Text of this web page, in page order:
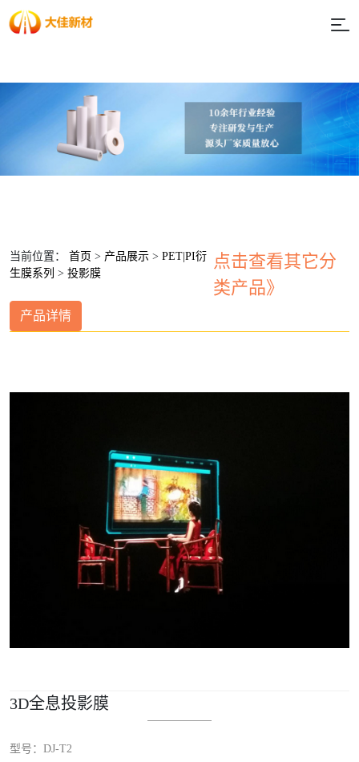
当前位置： 首页 > 产品展示 > PET|PI衍
生膜系列 > 投影膜
点击查看其它分
类产品》
产品详情
3D全息投影膜
型号：DJ-T2